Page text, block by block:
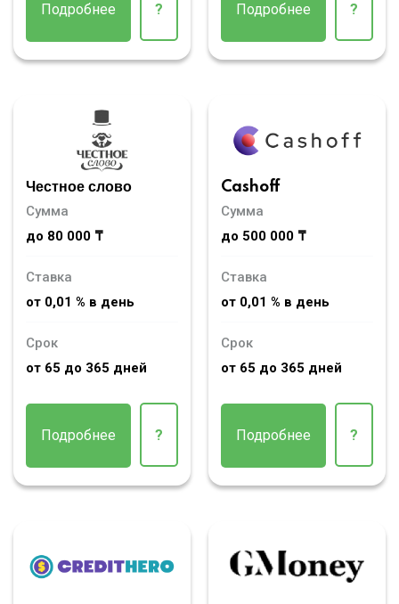
Подробнее ? Подробнее ?
Честное слово
Сумма
до 80 000 ₸
Ставка
от 0,01 % в день
Срок
от 65 до 365 дней
Подробнее ?
Cashoff
Сумма
до 500 000 ₸
Ставка
от 0,01 % в день
Срок
от 65 до 365 дней
Подробнее ?